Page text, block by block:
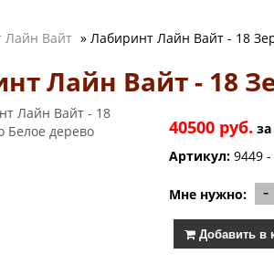
Лайн Вайт » Лабиринт Лайн Вайт - 18
Лайн Вайт - 18
40500 руб. за
Артикул: 9449 -
Мне нужно: -
Добавить в